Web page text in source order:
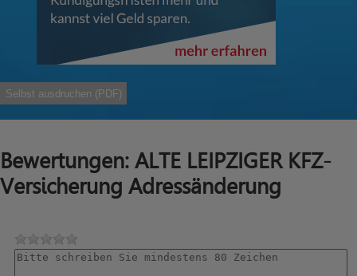
Selbst ausdruchen (PDF)
Bewertungen: ALTE LEIPZIGER KFZ-
Versicherung Adressänderung